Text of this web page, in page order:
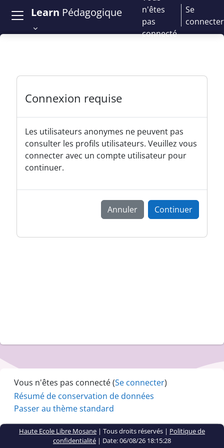
Learn Pédagogique
n'êtes
pas
connecté
Se
connecter
Connexion requise
Les utilisateurs anonymes ne peuvent pas
consulter les profils utilisateurs. Veuillez vous
connecter avec un compte utilisateur pour
continuer.
Annuler Continuer
Vous n'êtes pas connecté (Se connecter)
Résumé de conservation de données
Passer au thème standard
Haute Ecole Libre Mosane | Tous droits réservés | Politique de
confidentialité | Date: 06/08/26 18:15:28